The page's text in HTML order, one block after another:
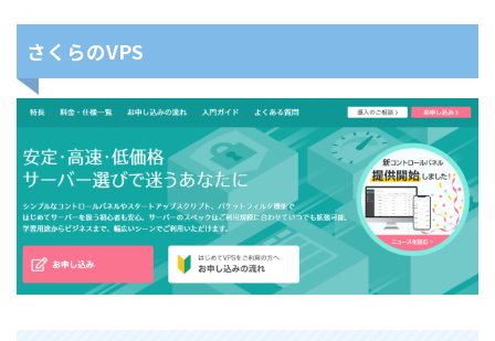
さくらのVPS